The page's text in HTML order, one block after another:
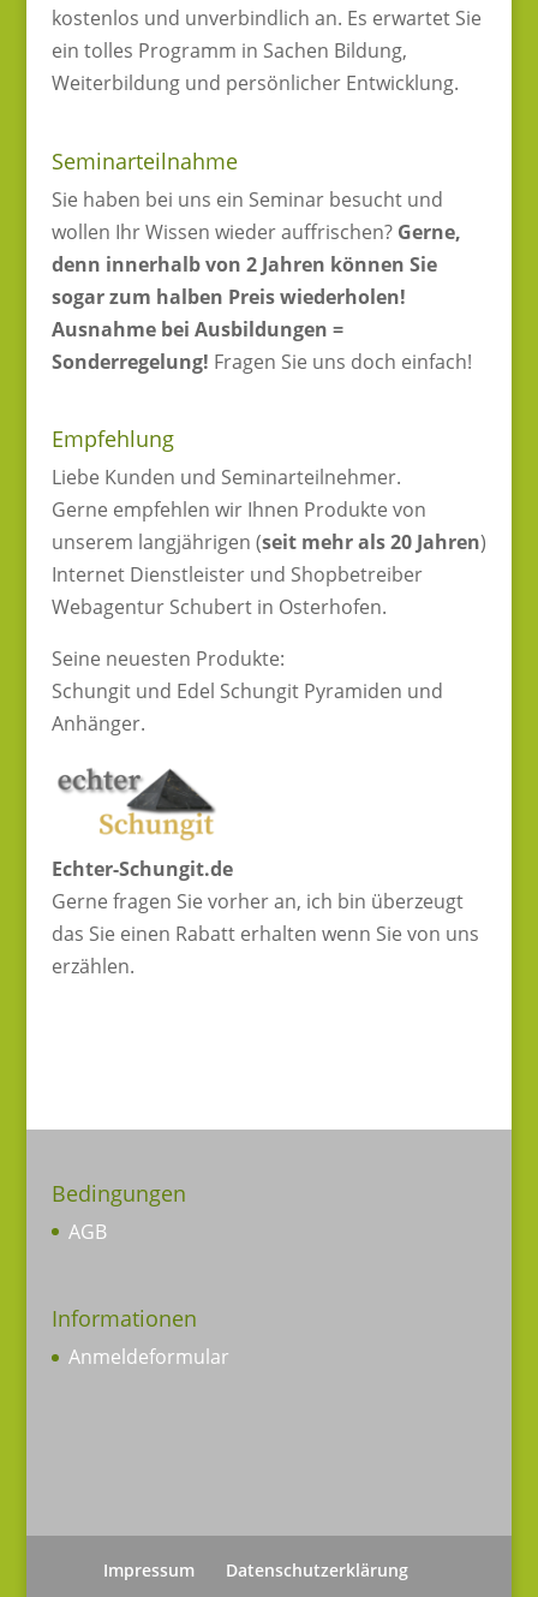
kostenlos und unverbindlich an. Es erwartet Sie
ein tolles Programm in Sachen Bildung,
Weiterbildung und persönlicher Entwicklung.
Seminarteilnahme
Sie haben bei uns ein Seminar besucht und
wollen Ihr Wissen wieder auffrischen? Gerne,
denn innerhalb von 2 Jahren können Sie
sogar zum halben Preis wiederholen!
Ausnahme bei Ausbildungen =
Sonderregelung! Fragen Sie uns doch einfach!
Empfehlung
Liebe Kunden und Seminarteilnehmer.
Gerne empfehlen wir Ihnen Produkte von
unserem langjährigen (seit mehr als 20 Jahren)
Internet Dienstleister und Shopbetreiber
Webagentur Schubert in Osterhofen.
Seine neuesten Produkte:
Schungit und Edel Schungit Pyramiden und
Anhänger.
Echter-Schungit.de
Gerne fragen Sie vorher an, ich bin überzeugt
das Sie einen Rabatt erhalten wenn Sie von uns
erzählen.
Bedingungen
AGB
Informationen
Anmeldeformular
Impressum
Datenschutzerklärung